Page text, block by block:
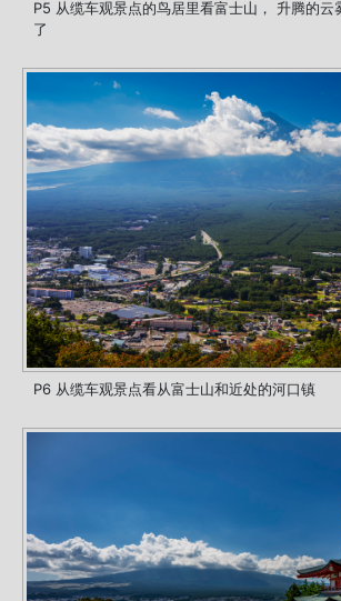
P5 从缆车观景点的鸟居里看富士山， 升腾的云
了
P6 从缆车观景点看从富士山和近处的河口镇